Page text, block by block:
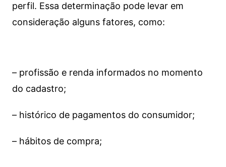
perfil. Essa determinação pode levar em
consideração alguns fatores, como:
– profissão e renda informados no momento
do cadastro;
– histórico de pagamentos do consumidor;
– hábitos de compra;